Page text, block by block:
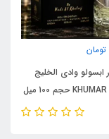
تومان
ابسولو وادی الخلیج
KHUMAR ABSOLO حجم 100 میل
ایو سن لورن مای